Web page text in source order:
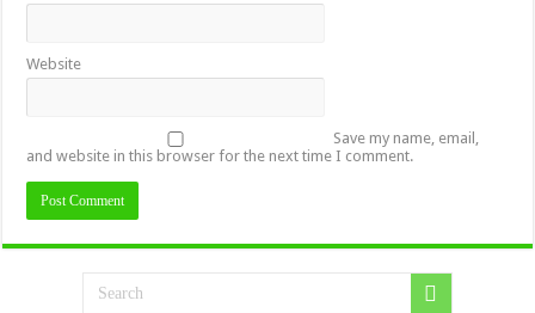
Website
Save my name, email,
and website in this browser for the next time I comment.